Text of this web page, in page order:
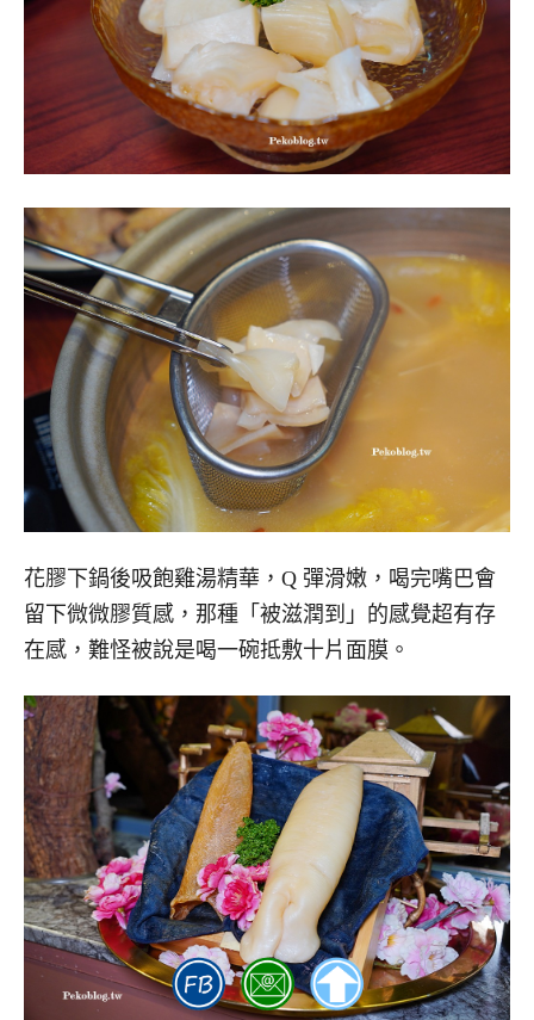
花膠下鍋後吸飽雞湯精華，Q 彈滑嫩，喝完嘴巴會
留下微微膠質感，那種「被滋潤到」的感覺超有存
在感，難怪被說是喝一碗抵敷十片面膜。